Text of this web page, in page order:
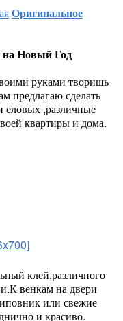
Оригинальное
Новый Год
руками творишь
предлагаю сделать
,различные
квартиры и дома.
клей,различного
К венкам на двери
или свежие
и красиво.